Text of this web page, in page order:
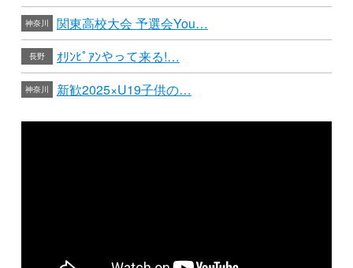
神奈川 関東高校大会 予選会You…
長野 ｵﾘﾝﾋﾟｱﾝやって来る!…
神奈川 新歓2025×U19子供の…